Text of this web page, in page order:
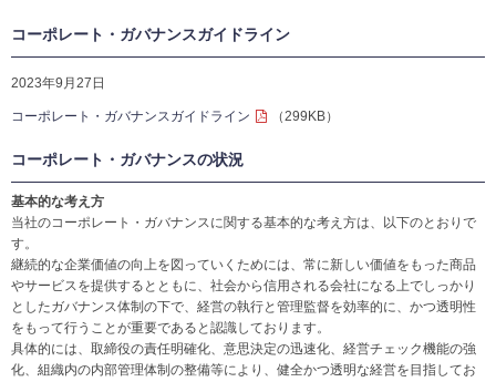
コーポレート・ガバナンスガイドライン
2023年9月27日
コーポレート・ガバナンスガイドライン （299KB）
コーポレート・ガバナンスの状況
基本的な考え方
当社のコーポレート・ガバナンスに関する基本的な考え方は、以下のとおりで
す。
継続的な企業価値の向上を図っていくためには、常に新しい価値をもった商品
やサービスを提供するとともに、社会から信用される会社になる上でしっかり
としたガバナンス体制の下で、経営の執行と管理監督を効率的に、かつ透明性
をもって行うことが重要であると認識しております。
具体的には、取締役の責任明確化、意思決定の迅速化、経営チェック機能の強
化、組織内の内部管理体制の整備等により、健全かつ透明な経営を目指してお